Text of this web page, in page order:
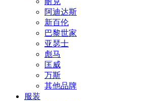
阿迪达斯
新百伦
巴黎世家
亚瑟士
彪马
匡威
万斯
其他品牌
服装